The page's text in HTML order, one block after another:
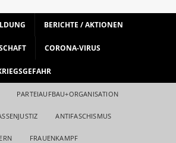
BERICHTE / AKTIONEN
CORONA-VIRUS
PARTEIAUFBAU+ORGANISATION
ANTIFASCHISMUS
FRAUENKAMPF